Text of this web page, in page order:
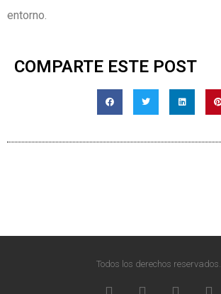
entorno.
COMPARTE ESTE POST
Todos los derechos reservados.